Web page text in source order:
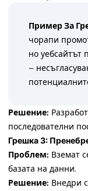
Пример За
чорапи
но уебсайтът
–
Решение:
последователни
Грешка 3:
Проблем: Вземат
базата на данни.
Решение: Внедри